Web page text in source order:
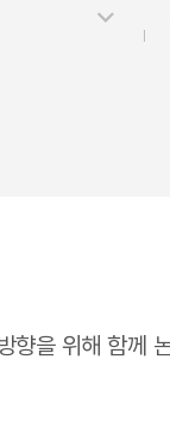
향을 위해 함께